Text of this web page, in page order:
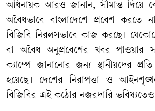
অধিনায়ক আরও জানান, সীমান্ত দিয়ে
অবৈধভাবে বাংলাদেশে প্রবেশ করতে
বিজিবি নিরলসভাবে কাজ করছে।
বা অবৈধ অনুপ্রবেশের খবর পাওয়ার
ক্যাম্পে জানানোর জন্য স্থানীয়দের
হয়েছে। দেশের নিরাপত্তা ও
বিজিবির এই কঠোর নজরদারি